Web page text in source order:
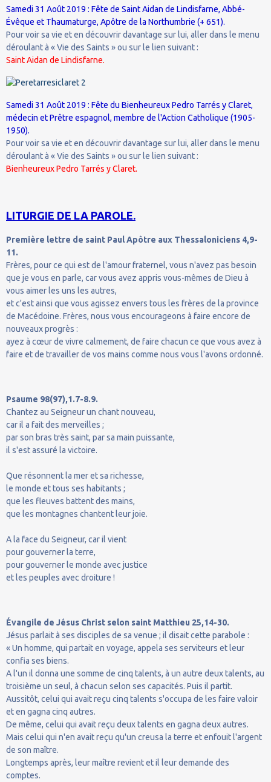
Samedi 31 Août 2019 : Fête de Saint Aidan de Lindisfarne, Abbé-
Évêque et Thaumaturge, Apôtre de la Northumbrie (+ 651).
Pour voir sa vie et en découvrir davantage sur lui, aller dans le menu
déroulant à « Vie des Saints » ou sur le lien suivant :
Saint Aidan de Lindisfarne.
Samedi 31 Août 2019 : Fête du Bienheureux Pedro Tarrés y Claret,
médecin et Prêtre espagnol, membre de l'Action Catholique (1905-
1950).
Pour voir sa vie et en découvrir davantage sur lui, aller dans le menu
déroulant à « Vie des Saints » ou sur le lien suivant :
Bienheureux Pedro Tarrés y Claret.
LITURGIE DE LA PAROLE.
Première lettre de saint Paul Apôtre aux Thessaloniciens 4,9-
11.
Frères, pour ce qui est de l'amour fraternel, vous n'avez pas besoin
que je vous en parle, car vous avez appris vous-mêmes de Dieu à
vous aimer les uns les autres,
et c'est ainsi que vous agissez envers tous les frères de la province
de Macédoine. Frères, nous vous encourageons à faire encore de
nouveaux progrès :
ayez à cœur de vivre calmement, de faire chacun ce que vous avez à
faire et de travailler de vos mains comme nous vous l'avons ordonné.
Psaume 98(97),1.7-8.9.
Chantez au Seigneur un chant nouveau,
car il a fait des merveilles ;
par son bras très saint, par sa main puissante,
il s'est assuré la victoire.
Que résonnent la mer et sa richesse,
le monde et tous ses habitants ;
que les fleuves battent des mains,
que les montagnes chantent leur joie.
A la face du Seigneur, car il vient
pour gouverner la terre,
pour gouverner le monde avec justice
et les peuples avec droiture !
Évangile de Jésus Christ selon saint Matthieu 25,14-30.
Jésus parlait à ses disciples de sa venue ; il disait cette parabole :
« Un homme, qui partait en voyage, appela ses serviteurs et leur
confia ses biens.
A l'un il donna une somme de cinq talents, à un autre deux talents, au
troisième un seul, à chacun selon ses capacités. Puis il partit.
Aussitôt, celui qui avait reçu cinq talents s'occupa de les faire valoir
et en gagna cinq autres.
De même, celui qui avait reçu deux talents en gagna deux autres.
Mais celui qui n'en avait reçu qu'un creusa la terre et enfouit l'argent
de son maître.
Longtemps après, leur maître revient et il leur demande des
comptes.